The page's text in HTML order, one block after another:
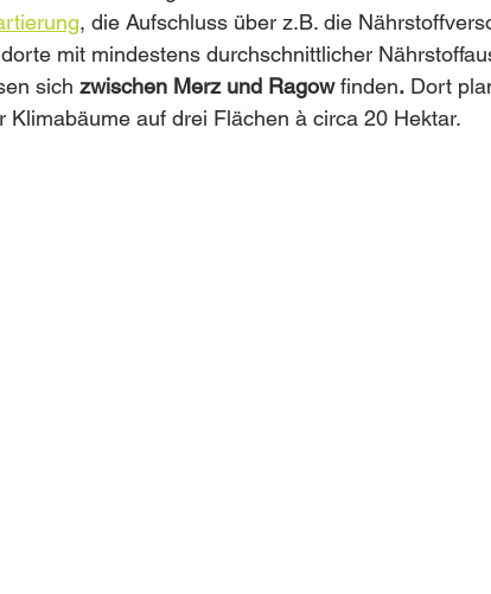
, die Aufschluss über z.B. die
mit mindestens durchschnittlicher
sich zwischen Merz und Ragow finden. Dort
Klimabäume auf drei Flächen à circa 20 Hektar.